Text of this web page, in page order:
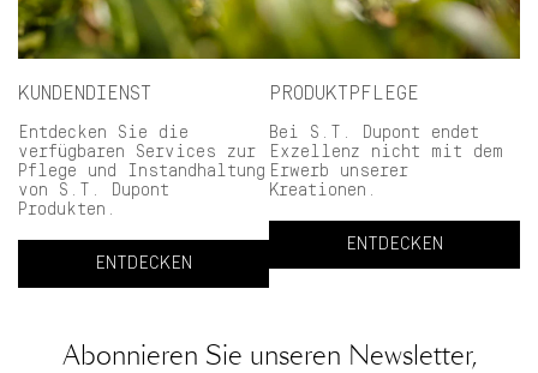
KUNDENDIENST
Entdecken Sie die
verfügbaren Services zur
Pflege und Instandhaltung
von S.T. Dupont
Produkten.
ENTDECKEN
PRODUKTPFLEGE
Bei S.T. Dupont endet
Exzellenz nicht mit dem
Erwerb unserer
Kreationen.
ENTDECKEN
Abonnieren Sie unseren Newsletter,